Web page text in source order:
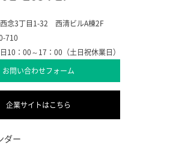
念3丁目1-32 西清ビルA棟2F
710
10：00～17：00（土日祝休業日）
お問い合わせフォーム
企業サイトはこちら
ダー